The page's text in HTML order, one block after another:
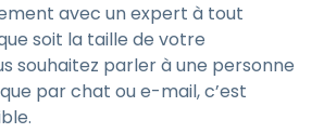
avec un expert à tout
soit la taille de votre
souhaitez parler à une personne
par chat ou e-mail, c’est